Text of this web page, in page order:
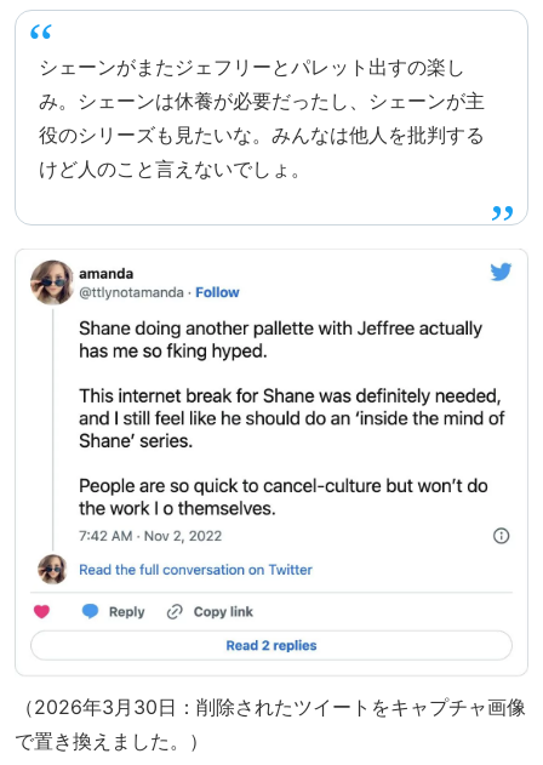
シェーンがまたジェフリーとパレット出すの楽し
み。シェーンは休養が必要だったし、シェーンが主
役のシリーズも見たいな。みんなは他人を批判する
けど人のこと言えないでしょ。
（2026年3月30日：削除されたツイートをキャプチャ画像
で置き換えました。）